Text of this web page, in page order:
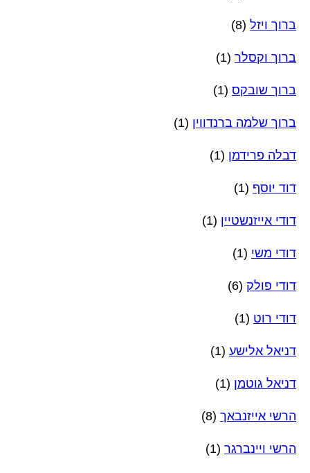
ברוך ויזל (8)
ברוך וקסלר (1)
ברוך שובקס (1)
ברוך שלמה ברנדווין (1)
דבלה פרידמן (1)
דוד יוסף (1)
דודי אייזנשטיין (1)
דודי משי (1)
דודי פולק (6)
דודי רוט (1)
דניאל אלישע (1)
דניאל גוטמן (1)
הרשי אייזנבאך (8)
הרשי ויינברגר (1)